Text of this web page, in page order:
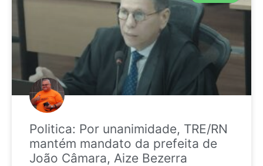
Politica: Por unanimidade, TRE/RN
mantém mandato da prefeita de
João Câmara, Aize Bezerra